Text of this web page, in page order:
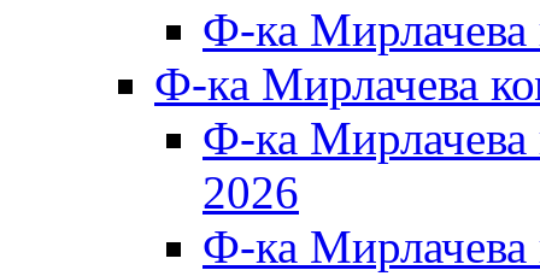
Ф-ка
Ф-ка Мирлачева
Ф-ка
2026
Ф-ка